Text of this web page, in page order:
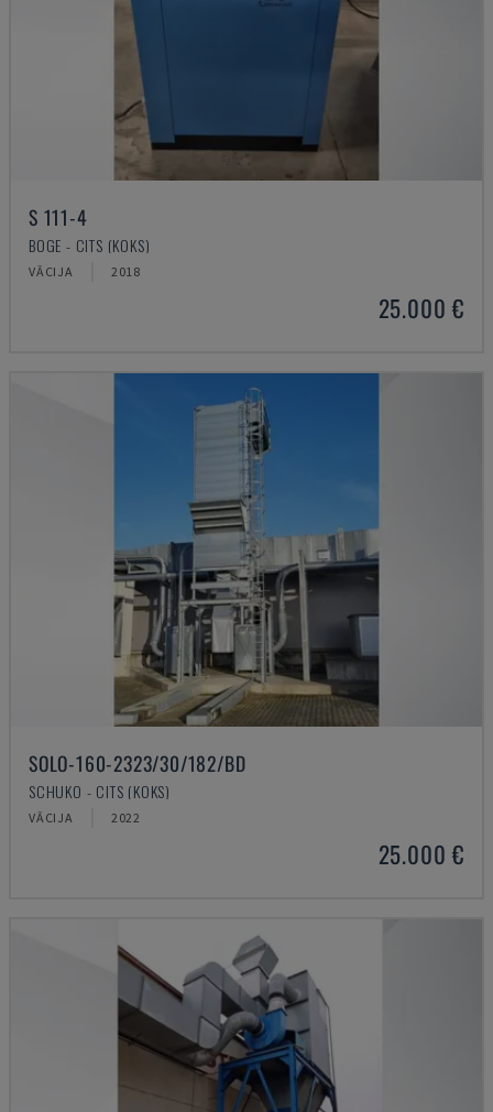
S 111-4
BOGE - CITS (KOKS)
VĀCIJA 2018
25.000 €
SOLO-160-2323/30/182/BD
SCHUKO - CITS (KOKS)
VĀCIJA 2022
25.000 €